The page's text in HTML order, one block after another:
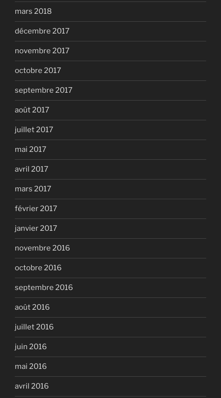
mars 2018
décembre 2017
novembre 2017
octobre 2017
septembre 2017
août 2017
juillet 2017
mai 2017
avril 2017
mars 2017
février 2017
janvier 2017
novembre 2016
octobre 2016
septembre 2016
août 2016
juillet 2016
juin 2016
mai 2016
avril 2016